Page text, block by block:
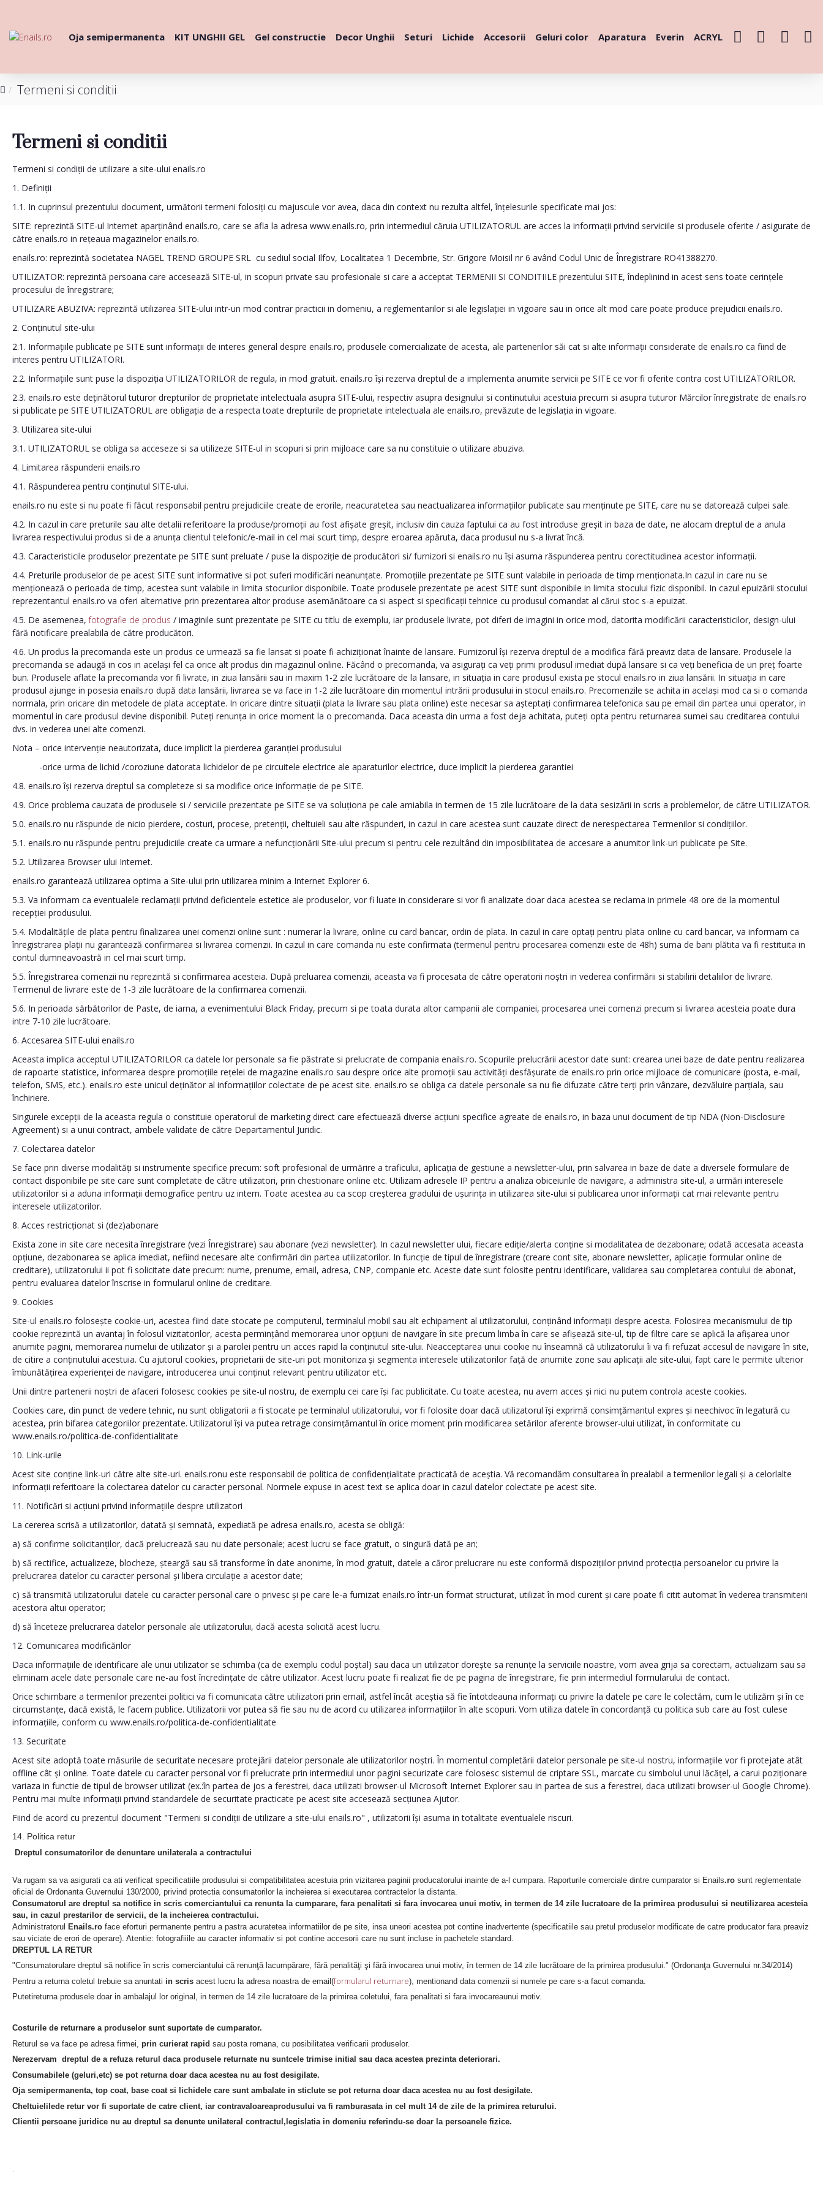
Oja semipermanenta KIT UNGHII GEL Gel constructie Decor Unghii Seturi Lichide Accesorii Geluri color Aparatura Everin ACRYL
Termeni si conditii
Termeni si conditii
Termeni si condiții de utilizare a site-ului enails.ro
1. Definiții
1.1. In cuprinsul prezentului document, următorii termeni folosiți cu majuscule vor avea, daca din context nu rezulta altfel, înțelesurile specificate mai jos:
SITE: reprezintă SITE-ul Internet aparținând enails.ro, care se afla la adresa www.enails.ro, prin intermediul căruia UTILIZATORUL are acces la informații privind serviciile si produsele oferite / asigurate de
către enails.ro in rețeaua magazinelor enails.ro.
enails.ro: reprezintă societatea NAGEL TREND GROUPE SRL cu sediul social Ilfov, Localitatea 1 Decembrie, Str. Grigore Moisil nr 6 având Codul Unic de Înregistrare RO41388270.
UTILIZATOR: reprezintă persoana care accesează SITE-ul, in scopuri private sau profesionale si care a acceptat TERMENII SI CONDITIILE prezentului SITE, îndeplinind in acest sens toate cerințele
procesului de înregistrare;
UTILIZARE ABUZIVA: reprezintă utilizarea SITE-ului intr-un mod contrar practicii in domeniu, a reglementarilor si ale legislației in vigoare sau in orice alt mod care poate produce prejudicii enails.ro.
2. Conținutul site-ului
2.1. Informațiile publicate pe SITE sunt informații de interes general despre enails.ro, produsele comercializate de acesta, ale partenerilor săi cat si alte informații considerate de enails.ro ca fiind de
interes pentru UTILIZATORI.
2.2. Informațiile sunt puse la dispoziția UTILIZATORILOR de regula, in mod gratuit. enails.ro își rezerva dreptul de a implementa anumite servicii pe SITE ce vor fi oferite contra cost UTILIZATORILOR.
2.3. enails.ro este deținătorul tuturor drepturilor de proprietate intelectuala asupra SITE-ului, respectiv asupra designului si continutului acestuia precum si asupra tuturor Mărcilor înregistrate de enails.ro
si publicate pe SITE UTILIZATORUL are obligația de a respecta toate drepturile de proprietate intelectuala ale enails.ro, prevăzute de legislația in vigoare.
3. Utilizarea site-ului
3.1. UTILIZATORUL se obliga sa acceseze si sa utilizeze SITE-ul in scopuri si prin mijloace care sa nu constituie o utilizare abuziva.
4. Limitarea răspunderii enails.ro
4.1. Răspunderea pentru conținutul SITE-ului.
enails.ro nu este si nu poate fi făcut responsabil pentru prejudiciile create de erorile, neacuratetea sau neactualizarea informațiilor publicate sau menținute pe SITE, care nu se datorează culpei sale.
4.2. In cazul in care preturile sau alte detalii referitoare la produse/promoții au fost afișate greșit, inclusiv din cauza faptului ca au fost introduse greșit in baza de date, ne alocam dreptul de a anula
livrarea respectivului produs si de a anunța clientul telefonic/e-mail in cel mai scurt timp, despre eroarea apăruta, daca produsul nu s-a livrat încă.
4.3. Caracteristicile produselor prezentate pe SITE sunt preluate / puse la dispoziție de producători si/ furnizori si enails.ro nu își asuma răspunderea pentru corectitudinea acestor informații.
4.4. Preturile produselor de pe acest SITE sunt informative si pot suferi modificări neanunțate. Promoțiile prezentate pe SITE sunt valabile in perioada de timp menționata.In cazul in care nu se
menționează o perioada de timp, acestea sunt valabile in limita stocurilor disponibile. Toate produsele prezentate pe acest SITE sunt disponibile in limita stocului fizic disponibil. In cazul epuizării stocului
reprezentantul enails.ro va oferi alternative prin prezentarea altor produse asemănătoare ca si aspect si specificații tehnice cu produsul comandat al cărui stoc s-a epuizat.
4.5. De asemenea,fotografie de produs / imaginile sunt prezentate pe SITE cu titlu de exemplu, iar produsele livrate, pot diferi de imagini in orice mod, datorita modificării caracteristicilor, design-ului
fără notificare prealabila de către producători.
4.6. Un produs la precomanda este un produs ce urmează sa fie lansat si poate fi achiziționat înainte de lansare. Furnizorul își rezerva dreptul de a modifica fără preaviz data de lansare. Produsele la
precomanda se adaugă in cos in același fel ca orice alt produs din magazinul online. Făcând o precomanda, va asigurați ca veți primi produsul imediat după lansare si ca veți beneficia de un preț foarte
bun. Produsele aflate la precomanda vor fi livrate, in ziua lansării sau in maxim 1-2 zile lucrătoare de la lansare, in situația in care produsul exista pe stocul enails.ro in ziua lansării. In situația in care
produsul ajunge in posesia enails.ro după data lansării, livrarea se va face in 1-2 zile lucrătoare din momentul intrării produsului in stocul enails.ro. Precomenzile se achita in același mod ca si o comanda
normala, prin oricare din metodele de plata acceptate. In oricare dintre situații (plata la livrare sau plata online) este necesar sa așteptați confirmarea telefonica sau pe email din partea unui operator, in
momentul in care produsul devine disponibil. Puteți renunța in orice moment la o precomanda. Daca aceasta din urma a fost deja achitata, puteți opta pentru returnarea sumei sau creditarea contului
dvs. in vederea unei alte comenzi.
Nota – orice intervenție neautorizata, duce implicit la pierderea garanției produsului
-orice urma de lichid /coroziune datorata lichidelor de pe circuitele electrice ale aparaturilor electrice, duce implicit la pierderea garantiei
4.8. enails.ro își rezerva dreptul sa completeze si sa modifice orice informație de pe SITE.
4.9. Orice problema cauzata de produsele si / serviciile prezentate pe SITE se va soluționa pe cale amiabila in termen de 15 zile lucrătoare de la data sesizării in scris a problemelor, de către UTILIZATOR.
5.0. enails.ro nu răspunde de nicio pierdere, costuri, procese, pretenții, cheltuieli sau alte răspunderi, in cazul in care acestea sunt cauzate direct de nerespectarea Termenilor si condițiilor.
5.1. enails.ro nu răspunde pentru prejudiciile create ca urmare a nefuncționării Site-ului precum si pentru cele rezultând din imposibilitatea de accesare a anumitor link-uri publicate pe Site.
5.2. Utilizarea Browser ului Internet.
enails.ro garantează utilizarea optima a Site-ului prin utilizarea minim a Internet Explorer 6.
5.3. Va informam ca eventualele reclamații privind deficientele estetice ale produselor, vor fi luate in considerare si vor fi analizate doar daca acestea se reclama in primele 48 ore de la momentul
recepției produsului.
5.4. Modalitățile de plata pentru finalizarea unei comenzi online sunt : numerar la livrare, online cu card bancar, ordin de plata. In cazul in care optați pentru plata online cu card bancar, va informam ca
înregistrarea plații nu garantează confirmarea si livrarea comenzii. In cazul in care comanda nu este confirmata (termenul pentru procesarea comenzii este de 48h) suma de bani plătita va fi restituita in
contul dumneavoastră in cel mai scurt timp.
5.5. Înregistrarea comenzii nu reprezintă si confirmarea acesteia. După preluarea comenzii, aceasta va fi procesata de către operatorii noștri in vederea confirmării si stabilirii detaliilor de livrare.
Termenul de livrare este de 1-3 zile lucrătoare de la confirmarea comenzii.
5.6. In perioada sărbătorilor de Paste, de iarna, a evenimentului Black Friday, precum si pe toata durata altor campanii ale companiei, procesarea unei comenzi precum si livrarea acesteia poate dura
intre 7-10 zile lucrătoare.
6. Accesarea SITE-ului enails.ro
Aceasta implica acceptul UTILIZATORILOR ca datele lor personale sa fie păstrate si prelucrate de compania enails.ro. Scopurile prelucrării acestor date sunt: crearea unei baze de date pentru realizarea
de rapoarte statistice, informarea despre promoțiile rețelei de magazine enails.ro sau despre orice alte promoții sau activități desfășurate de enails.ro prin orice mijloace de comunicare (posta, e-mail,
telefon, SMS, etc.). enails.ro este unicul deținător al informațiilor colectate de pe acest site. enails.ro se obliga ca datele personale sa nu fie difuzate către terți prin vânzare, dezvăluire parțiala, sau
închiriere.
Singurele excepții de la aceasta regula o constituie operatorul de marketing direct care efectuează diverse acțiuni specifice agreate de enails.ro, in baza unui document de tip NDA (Non-Disclosure
Agreement) si a unui contract, ambele validate de către Departamentul Juridic.
7. Colectarea datelor
Se face prin diverse modalități si instrumente specifice precum: soft profesional de urmărire a traficului, aplicația de gestiune a newsletter-ului, prin salvarea in baze de date a diversele formulare de
contact disponibile pe site care sunt completate de către utilizatori, prin chestionare online etc. Utilizam adresele IP pentru a analiza obiceiurile de navigare, a administra site-ul, a urmări interesele
utilizatorilor si a aduna informații demografice pentru uz intern. Toate acestea au ca scop creșterea gradului de ușurința in utilizarea site-ului si publicarea unor informații cat mai relevante pentru
interesele utilizatorilor.
8. Acces restricționat si (dez)abonare
Exista zone in site care necesita înregistrare (vezi Înregistrare) sau abonare (vezi newsletter). In cazul newsletter ului, fiecare ediție/alerta conține si modalitatea de dezabonare; odată accesata aceasta
opțiune, dezabonarea se aplica imediat, nefiind necesare alte confirmări din partea utilizatorilor. In funcție de tipul de înregistrare (creare cont site, abonare newsletter, aplicație formular online de
creditare), utilizatorului ii pot fi solicitate date precum: nume, prenume, email, adresa, CNP, companie etc. Aceste date sunt folosite pentru identificare, validarea sau completarea contului de abonat,
pentru evaluarea datelor înscrise in formularul online de creditare.
9. Cookies
Site-ul enails.ro folosește cookie-uri, acestea fiind date stocate pe computerul, terminalul mobil sau alt echipament al utilizatorului, conținând informații despre acesta. Folosirea mecanismului de tip
cookie reprezintă un avantaj în folosul vizitatorilor, acesta permințând memorarea unor opțiuni de navigare în site precum limba în care se afișează site-ul, tip de filtre care se aplică la afișarea unor
anumite pagini, memorarea numelui de utilizator și a parolei pentru un acces rapid la conținutul site-ului. Neacceptarea unui cookie nu înseamnă că utilizatorului îi va fi refuzat accesul de navigare în site,
de citire a conținutului acestuia. Cu ajutorul cookies, proprietarii de site-uri pot monitoriza și segmenta interesele utilizatorilor față de anumite zone sau aplicații ale site-ului, fapt care le permite ulterior
îmbunătățirea experienței de navigare, introducerea unui conținut relevant pentru utilizator etc.
Unii dintre partenerii noștri de afaceri folosesc cookies pe site-ul nostru, de exemplu cei care își fac publicitate. Cu toate acestea, nu avem acces și nici nu putem controla aceste cookies.
Cookies care, din punct de vedere tehnic, nu sunt obligatorii a fi stocate pe terminalul utilizatorului, vor fi folosite doar dacă utilizatorul își exprimă consimțămantul expres și neechivoc în legatură cu
acestea, prin bifarea categoriilor prezentate. Utilizatorul își va putea retrage consimțămantul în orice moment prin modificarea setărilor aferente browser-ului utilizat, în conformitate cu
www.enails.ro/politica-de-confidentialitate
10. Link-urile
Acest site conține link-uri către alte site-uri. enails.ronu este responsabil de politica de confidențialitate practicată de aceștia. Vă recomandăm consultarea în prealabil a termenilor legali și a celorlalte
informații referitoare la colectarea datelor cu caracter personal. Normele expuse in acest text se aplica doar in cazul datelor colectate pe acest site.
11. Notificări si acțiuni privind informațiile despre utilizatori
La cererea scrisă a utilizatorilor, datată și semnată, expediată pe adresa enails.ro, acesta se obligă:
a) să confirme solicitanților, dacă prelucrează sau nu date personale; acest lucru se face gratuit, o singură dată pe an;
b) să rectifice, actualizeze, blocheze, șteargă sau să transforme în date anonime, în mod gratuit, datele a căror prelucrare nu este conformă dispozițiilor privind protecția persoanelor cu privire la
prelucrarea datelor cu caracter personal și libera circulație a acestor date;
c) să transmită utilizatorului datele cu caracter personal care o privesc și pe care le-a furnizat enails.ro într-un format structurat, utilizat în mod curent și care poate fi citit automat în vederea transmiterii
acestora altui operator;
d) să înceteze prelucrarea datelor personale ale utilizatorului, dacă acesta solicită acest lucru.
12. Comunicarea modificărilor
Daca informațiile de identificare ale unui utilizator se schimba (ca de exemplu codul poștal) sau daca un utilizator dorește sa renunțe la serviciile noastre, vom avea grija sa corectam, actualizam sau sa
eliminam acele date personale care ne-au fost încredințate de către utilizator. Acest lucru poate fi realizat fie de pe pagina de înregistrare, fie prin intermediul formularului de contact.
Orice schimbare a termenilor prezentei politici va fi comunicata către utilizatori prin email, astfel încât aceștia să fie întotdeauna informați cu privire la datele pe care le colectăm, cum le utilizăm și în ce
circumstanțe, dacă există, le facem publice. Utilizatorii vor putea să fie sau nu de acord cu utilizarea informațiilor în alte scopuri. Vom utiliza datele în concordanță cu politica sub care au fost culese
informațiile, conform cu www.enails.ro/politica-de-confidentialitate
13. Securitate
Acest site adoptă toate măsurile de securitate necesare protejării datelor personale ale utilizatorilor noștri. În momentul completării datelor personale pe site-ul nostru, informațiile vor fi protejate atât
offline cât și online. Toate datele cu caracter personal vor fi prelucrate prin intermediul unor pagini securizate care folosesc sistemul de criptare SSL, marcate cu simbolul unui lăcățel, a carui poziționare
variaza in functie de tipul de browser utilizat (ex.:în partea de jos a ferestrei, daca utilizati browser-ul Microsoft Internet Explorer sau in partea de sus a ferestrei, daca utilizati browser-ul Google Chrome).
Pentru mai multe informații privind standardele de securitate practicate pe acest site accesează secțiunea Ajutor.
Fiind de acord cu prezentul document "Termeni si condiții de utilizare a site-ului enails.ro" , utilizatorii își asuma in totalitate eventualele riscuri.
14. Politica retur
Dreptul consumatorilor de denuntare unilaterala a contractului
Va rugam sa va asigurati ca ati verificat specificatiile produsului si compatibilitatea acestuia prin vizitarea paginii producatorului inainte de a-l cumpara. Raporturile comerciale dintre cumparator si Enails.ro sunt reglementate
oficial de Ordonanta Guvernului 130/2000, privind protectia consumatorilor la incheierea si executarea contractelor la distanta.
Consumatorul are dreptul sa notifice in scris comerciantului ca renunta la cumparare, fara penalitati si fara invocarea unui motiv, in termen de 14 zile lucratoare de la primirea produsului si neutilizarea acesteia
sau, in cazul prestarilor de servicii, de la incheierea contractului.
Administratorul Enails.ro face eforturi permanente pentru a pastra acuratetea informatiilor de pe site, insa uneori acestea pot contine inadvertente (specificatiile sau pretul produselor modificate de catre producator fara preaviz
sau viciate de erori de operare). Atentie: fotografiiile au caracter informativ si pot contine accesorii care nu sunt incluse in pachetele standard.
DREPTUL LA RETUR
"Consumatorulare dreptul să notifice în scris comerciantului că renunţă lacumpărare, fără penalităţi şi fără invocarea unui motiv, în termen de 14 zile lucrătoare de la primirea produsului." (Ordonanţa Guvernului nr.34/2014)
Pentru a returna coletul trebuie sa anuntati in scris acest lucru la adresa noastra de email(formularul returnare), mentionand data comenzii si numele pe care s-a facut comanda.
Putetireturna produsele doar in ambalajul lor original, in termen de 14 zile lucratoare de la primirea coletului, fara penalitati si fara invocareaunui motiv.
Costurile de returnare a produselor sunt suportate de cumparator.
Returul se va face pe adresa firmei, prin curierat rapid sau posta romana, cu posibilitatea verificarii produselor.
Nerezervam dreptul de a refuza returul daca produsele returnate nu suntcele trimise initial sau daca acestea prezinta deteriorari.
Consumabilele (geluri,etc) se pot returna doar daca acestea nu au fost desigilate.
Oja semipermanenta, top coat, base coat si lichidele care sunt ambalate in sticlute se pot returna doar daca acestea nu au fost desigilate.
Cheltuielilede retur vor fi suportate de catre client, iar contravaloareaprodusului va fi ramburasata in cel mult 14 de zile de la primirea returului.
Clientii persoane juridice nu au dreptul sa denunte unilateral contractul,legislatia in domeniu referindu-se doar la persoanele fizice.